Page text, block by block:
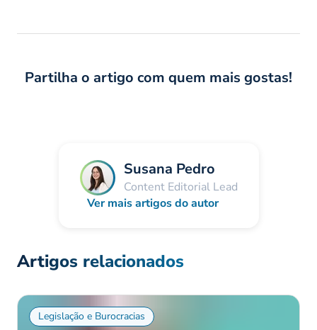
Partilha o artigo com quem mais gostas!
Susana Pedro
Content Editorial Lead
Ver mais artigos do autor
Artigos relacionados
Legislação e Burocracias